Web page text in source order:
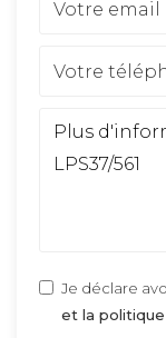
Je déclare
et la